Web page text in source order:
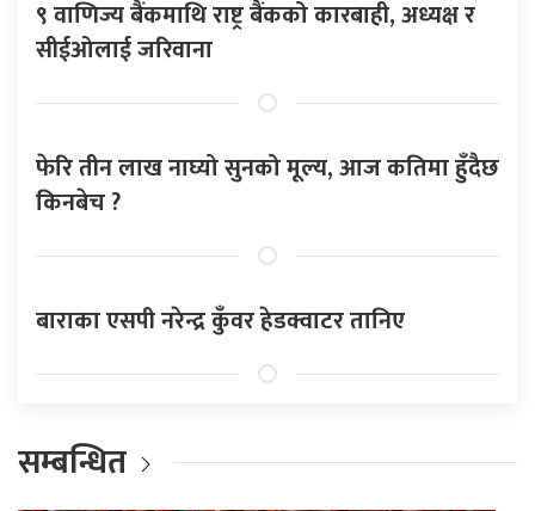
९ वाणिज्य बैंकमाथि राष्ट्र बैंकको कारबाही, अध्यक्ष र
सीईओलाई जरिवाना
फेरि तीन लाख नाघ्यो सुनको मूल्य, आज कतिमा हुँदैछ
किनबेच ?
बाराका एसपी नरेन्द्र कुँवर हेडक्वाटर तानिए
सम्बन्धित